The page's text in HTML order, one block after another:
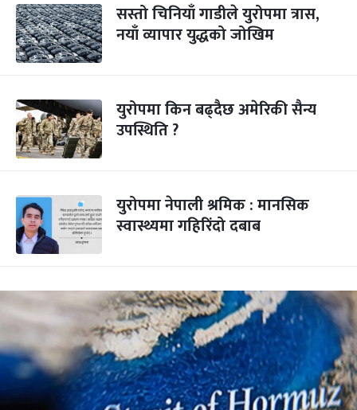
सस्तो चिनियाँ गाडीले युरोपमा त्रास,
नयाँ व्यापार युद्धको जोखिम
युरोपमा किन बढ्दैछ अमेरिकी सैन्य
उपस्थिति ?
युरोपमा नेपाली श्रमिक : मानसिक
स्वास्थ्यमा गहिरिंदो दबाब